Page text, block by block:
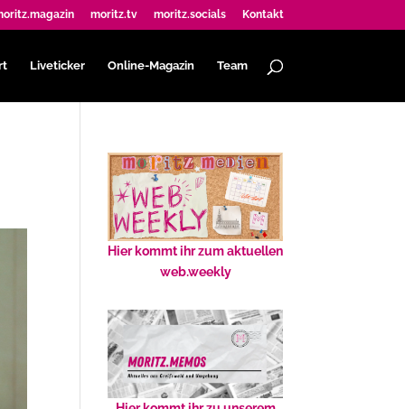
moritz.tv moritz.socials Kontakt
Liveticker Online-Magazin Team
Hier kommt ihr zum aktuellen
web.weekly